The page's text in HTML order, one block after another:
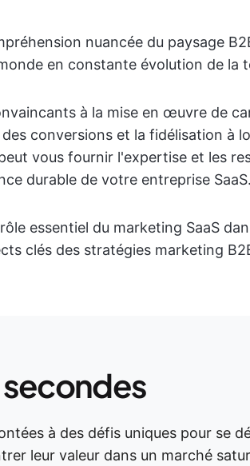
nuancée du paysage
en constante évolution de la
à la mise en œuvre de
conversions et la fidélisation à
vous fournir l'expertise et les
durable de votre entreprise SaaS.
essentiel du marketing SaaS
clés des stratégies marketing
secondes
à des défis uniques pour se
leur valeur dans un marché